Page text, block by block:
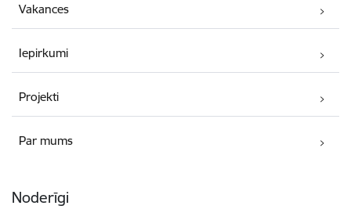
Vakances
Iepirkumi
Projekti
Par mums
Noderīgi